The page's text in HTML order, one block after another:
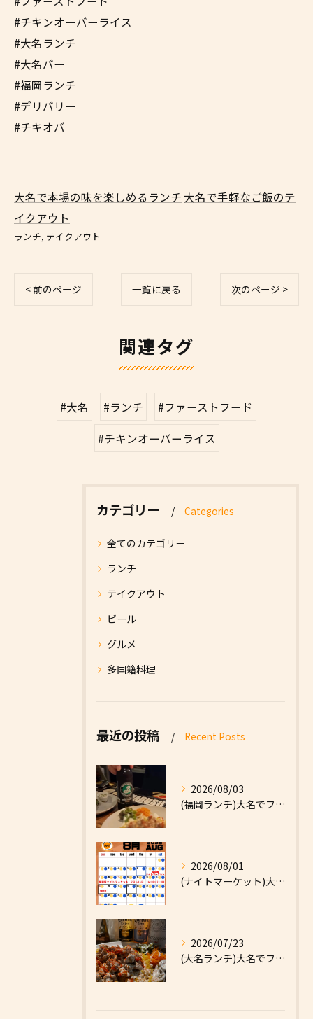
#チキンオーバーライス
#大名ランチ
#大名バー
#福岡ランチ
#デリバリー
#チキオバ
大名で本場の味を楽しめるランチ 大名で手軽なご飯のテ
イクアウト
ランチ テイクアウト
< 前のページ 一覧に戻る 次のページ >
関連タグ
#大名 #ランチ #ファーストフード
#チキンオーバーライス
カテゴリー Categories
全てのカテゴリー
ランチ
テイクアウト
ビール
グルメ
多国籍料理
最近の投稿 Recent Posts
2026/08/03
(福岡ランチ)大名でファーストフードなら|High Five...
2026/08/01
(ナイトマーケット)大名でファーストフードなら|High F...
2026/07/23
(大名ランチ)大名でファーストフードなら|High Five...